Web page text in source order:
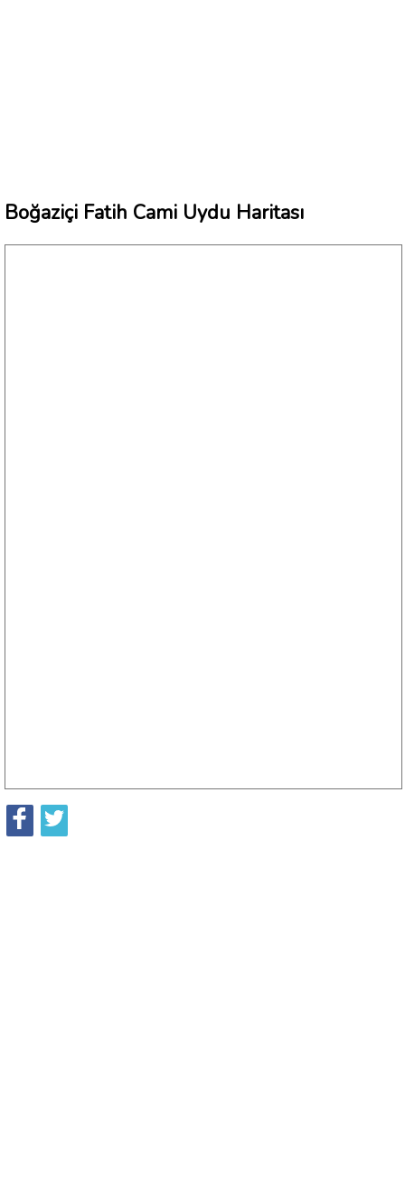
Boğaziçi Fatih Cami Uydu Haritası